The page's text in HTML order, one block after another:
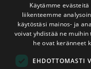
Shop
Reunalista Mänty
Musta
Käytämme
liikenteemme
käytöstäsi mainos- ja
voivat yhdistää ne
he ovat keränneet
EHDOTTOMASTI